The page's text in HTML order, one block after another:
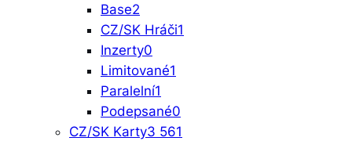
Base2
CZ/SK Hráči1
Inzerty0
Limitované1
Paralelní1
Podepsané0
CZ/SK Karty3 561